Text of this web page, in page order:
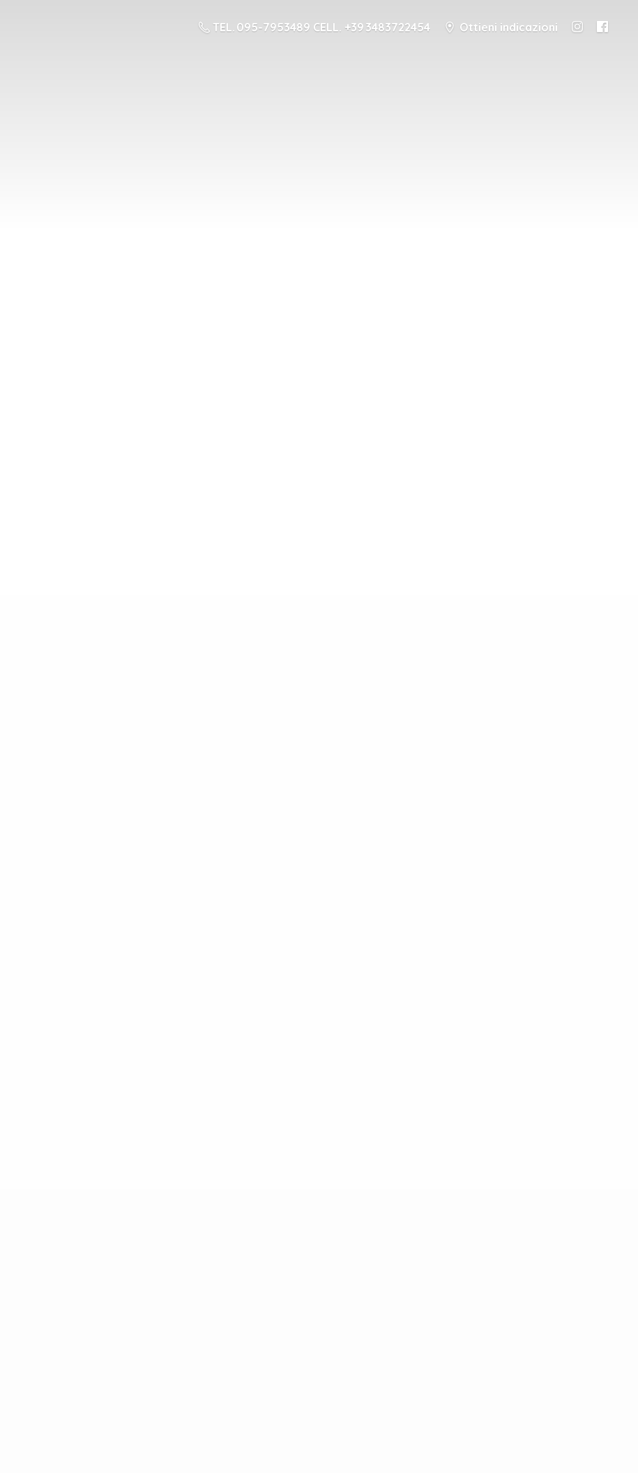
TEL. 095-7953489 CELL. +39 3483722454 Ottieni indicazioni